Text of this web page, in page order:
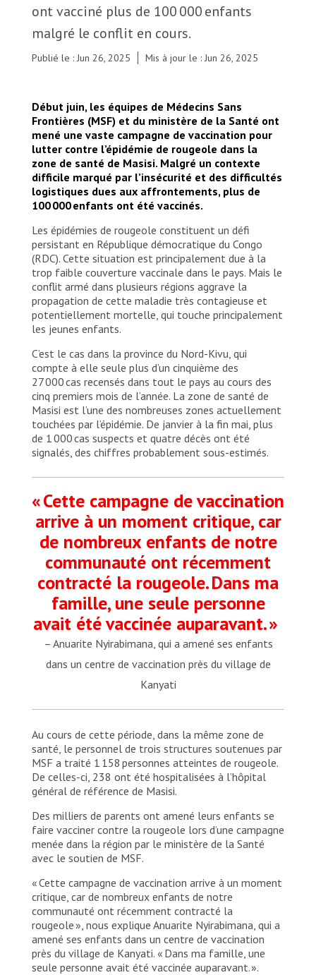
ont vacciné plus de 100 000 enfants
malgré le conflit en cours.
Publié le : Jun 26, 2025 Mis à jour le : Jun 26, 2025
Début juin, les équipes de Médecins Sans
Frontières (MSF) et du ministère de la Santé ont
mené une vaste campagne de vaccination pour
lutter contre l’épidémie de rougeole dans la
zone de santé de Masisi. Malgré un contexte
difficile marqué par l’insécurité et des difficultés
logistiques dues aux affrontements, plus de
100 000 enfants ont été vaccinés.
Les épidémies de rougeole constituent un défi
persistant en République démocratique du Congo
(RDC). Cette situation est principalement due à la
trop faible couverture vaccinale dans le pays. Mais le
conflit armé dans plusieurs régions aggrave la
propagation de cette maladie très contagieuse et
potentiellement mortelle, qui touche principalement
les jeunes enfants.
C’est le cas dans la province du Nord-Kivu, qui
compte à elle seule plus d’un cinquième des
27 000 cas recensés dans tout le pays au cours des
cinq premiers mois de l’année. La zone de santé de
Masisi est l’une des nombreuses zones actuellement
touchées par l’épidémie. De janvier à la fin mai, plus
de 1 000 cas suspects et quatre décès ont été
signalés, des chiffres probablement sous-estimés.
« Cette campagne de vaccination
arrive à un moment critique, car
de nombreux enfants de notre
communauté ont récemment
contracté la rougeole. Dans ma
famille, une seule personne
avait été vaccinée auparavant. »
– Anuarite Nyirabimana, qui a amené ses enfants
dans un centre de vaccination près du village de
Kanyati
Au cours de cette période, dans la même zone de
santé, le personnel de trois structures soutenues par
MSF a traité 1 158 personnes atteintes de rougeole.
De celles-ci, 238 ont été hospitalisées à l’hôpital
général de référence de Masisi.
Des milliers de parents ont amené leurs enfants se
faire vacciner contre la rougeole lors d’une campagne
menée dans la région par le ministère de la Santé
avec le soutien de MSF.
« Cette campagne de vaccination arrive à un moment
critique, car de nombreux enfants de notre
communauté ont récemment contracté la
rougeole », nous explique Anuarite Nyirabimana, qui a
amené ses enfants dans un centre de vaccination
près du village de Kanyati. « Dans ma famille, une
seule personne avait été vaccinée auparavant. ».